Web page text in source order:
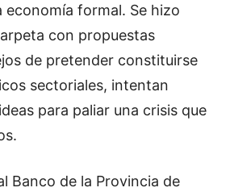
economía formal. Se hizo
con propuestas
de pretender constituirse
sectoriales, intentan
para paliar una crisis que
de la Provincia de